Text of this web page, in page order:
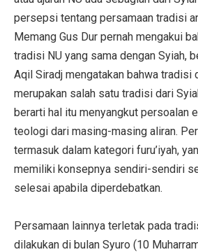
persepsi tentang persamaan tradisi
Memang Gus Dur pernah mengakui
tradisi NU yang sama dengan Syiah,
Aqil Siradj mengatakan bahwa tradisi
merupakan salah satu tradisi dari
berarti hal itu menyangkut persoalan
teologi dari masing-masing aliran.
termasuk dalam kategori furu’iyah,
memiliki konsepnya sendiri-sendiri
selesai apabila diperdebatkan.
Persamaan lainnya terletak pada
dilakukan di bulan Syuro (10